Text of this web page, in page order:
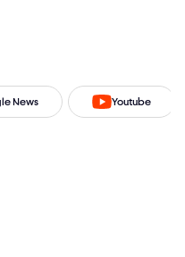
News Youtube